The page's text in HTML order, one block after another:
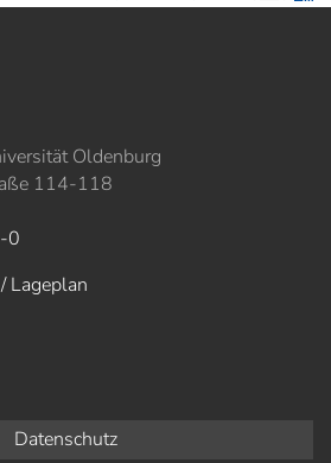
Oldenburg
114-118
0
Lageplan
Datenschutz